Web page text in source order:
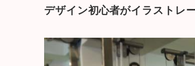
デザイン初心者がイラストレ